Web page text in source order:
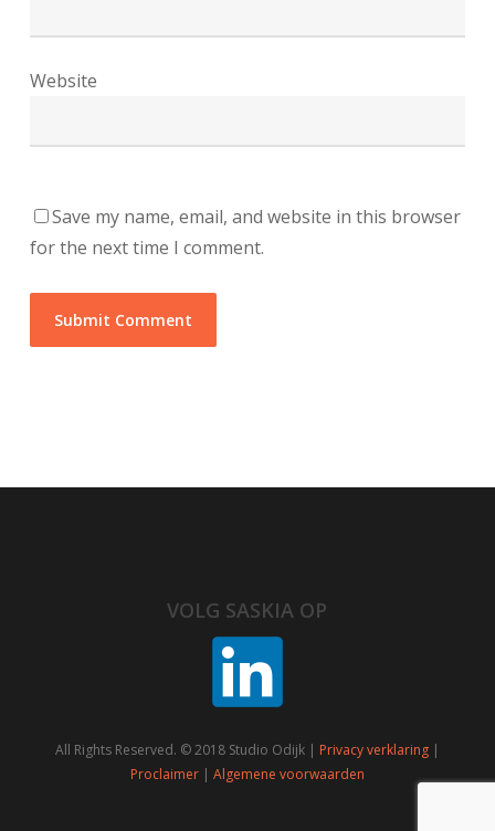
Website
Save my name, email, and website in this browser
for the next time I comment.
VOLG SASKIA OP
All Rights Reserved. © 2018 Studio Odijk | Privacy verklaring|
Proclaimer| Algemene voorwaarden